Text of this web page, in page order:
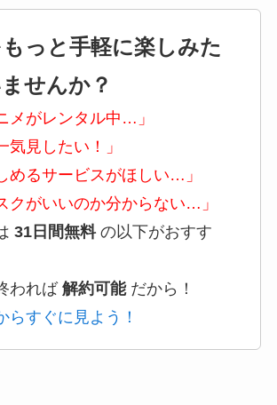
っと手軽に楽しみた
せんか？
メがレンタル中…」
気見したい！」
めるサービスがほしい…」
クがいいのか分からない…」
31日間無料の以下がおすす
われば解約可能だから！
すぐに見よう！